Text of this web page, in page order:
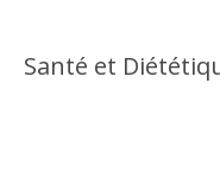
Santé et